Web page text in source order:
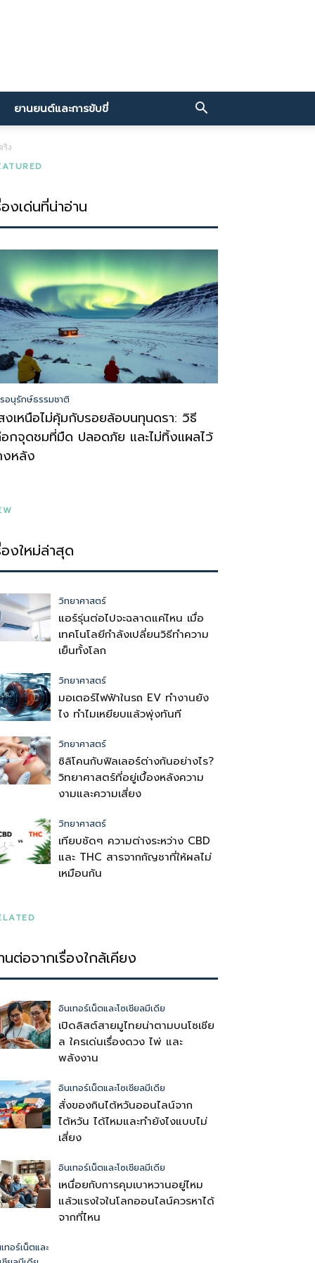
ยานยนต์และการขับขี่
ง
องเด่นที่น่าอ่าน
อนุรักษ์ธรรมชาติ
งเหนือไม่คุ้มกับรอยล้อบนทุนดรา: วิธี
อกจุดชมที่มืด ปลอดภัย และไม่ทิ้งแผลไว้
งหลัง
องใหม่ล่าสุด
วิทยาศาสตร์
แอร์รุ่นต่อไปจะฉลาดแค่ไหน เมื่อ
เทคโนโลยีกำลังเปลี่ยนวิธีทำความ
เย็นทั้งโลก
วิทยาศาสตร์
มอเตอร์ไฟฟ้าในรถ EV ทำงานยัง
ไง ทำไมเหยียบแล้วพุ่งทันที
วิทยาศาสตร์
ซิลิโคนกับฟิลเลอร์ต่างกันอย่างไร?
วิทยาศาสตร์ที่อยู่เบื้องหลังความ
งามและความเสี่ยง
วิทยาศาสตร์
เทียบชัดๆ ความต่างระหว่าง CBD
และ THC สารจากกัญชาที่ให้ผลไม่
เหมือนกัน
นต่อจากเรื่องใกล้เคียง
อินเทอร์เน็ตและโซเชียลมีเดีย
เปิดลิสต์สายมูไทยน่าตามบนโซเชีย
ล ใครเด่นเรื่องดวง ไพ่ และ
พลังงาน
อินเทอร์เน็ตและโซเชียลมีเดีย
สั่งของกินไต้หวันออนไลน์จาก
ไต้หวัน ได้ไหมและทำยังไงแบบไม่
เสี่ยง
อินเทอร์เน็ตและโซเชียลมีเดีย
เหนื่อยกับการคุมเบาหวานอยู่ไหม
แล้วแรงใจในโลกออนไลน์ควรหาได้
จากที่ไหน
ทอร์เน็ตและ